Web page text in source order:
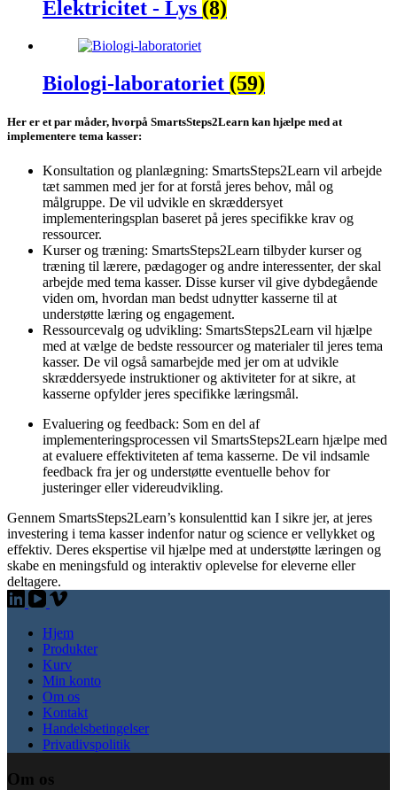
Elektricitet - Lys (8)
Biologi-laboratoriet (59)
Her er et par måder, hvorpå SmartsSteps2Learn kan hjælpe med at
implementere tema kasser:
Konsultation og planlægning: SmartsSteps2Learn vil arbejde
tæt sammen med jer for at forstå jeres behov, mål og
målgruppe. De vil udvikle en skræddersyet
implementeringsplan baseret på jeres specifikke krav og
ressourcer.
Kurser og træning: SmartsSteps2Learn tilbyder kurser og
træning til lærere, pædagoger og andre interessenter, der skal
arbejde med tema kasser. Disse kurser vil give dybdegående
viden om, hvordan man bedst udnytter kasserne til at
understøtte læring og engagement.
Ressourcevalg og udvikling: SmartsSteps2Learn vil hjælpe
med at vælge de bedste ressourcer og materialer til jeres tema
kasser. De vil også samarbejde med jer om at udvikle
skræddersyede instruktioner og aktiviteter for at sikre, at
kasserne opfylder jeres specifikke læringsmål.
Evaluering og feedback: Som en del af
implementeringsprocessen vil SmartsSteps2Learn hjælpe med
at evaluere effektiviteten af tema kasserne. De vil indsamle
feedback fra jer og understøtte eventuelle behov for
justeringer eller videreudvikling.
Gennem SmartsSteps2Learn’s konsulenttid kan I sikre jer, at jeres
investering i tema kasser indenfor natur og science er vellykket og
effektiv. Deres ekspertise vil hjælpe med at understøtte læringen og
skabe en meningsfuld og interaktiv oplevelse for eleverne eller
deltagere.
Hjem
Produkter
Kurv
Min konto
Om os
Kontakt
Handelsbetingelser
Privatlivspolitik
Om os